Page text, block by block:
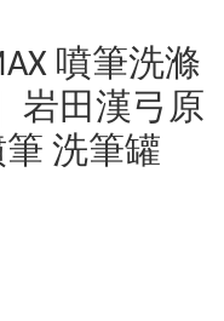
噴筆洗滌
岩田漢弓原
洗筆罐